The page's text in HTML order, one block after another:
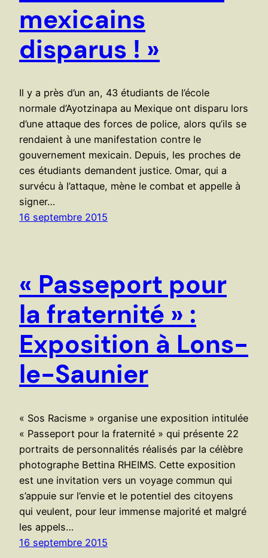
mexicains
disparus ! »
Il y a près d’un an, 43 étudiants de l’école
normale d’Ayotzinapa au Mexique ont disparu lors
d’une attaque des forces de police, alors qu’ils se
rendaient à une manifestation contre le
gouvernement mexicain. Depuis, les proches de
ces étudiants demandent justice. Omar, qui a
survécu à l’attaque, mène le combat et appelle à
signer…
16 septembre 2015
« Passeport pour
la fraternité » :
Exposition à Lons-
le-Saunier
« Sos Racisme » organise une exposition intitulée
« Passeport pour la fraternité » qui présente 22
portraits de personnalités réalisés par la célèbre
photographe Bettina RHEIMS. Cette exposition
est une invitation vers un voyage commun qui
s’appuie sur l’envie et le potentiel des citoyens
qui veulent, pour leur immense majorité et malgré
les appels…
16 septembre 2015